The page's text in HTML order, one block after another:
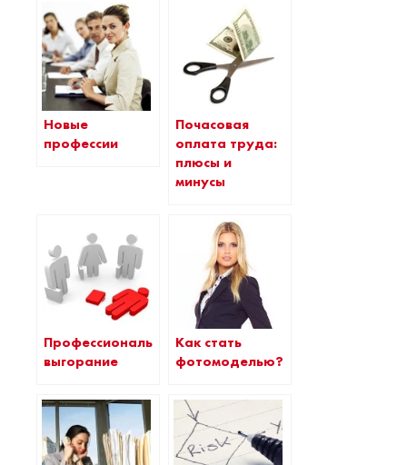
Новые
профессии
Почасовая
оплата труда:
плюсы и
минусы
Профессиональное
выгорание
Как стать
фотомоделью?